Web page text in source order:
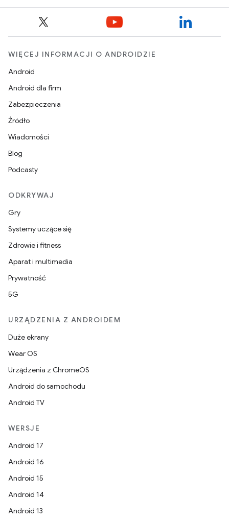
WIĘCEJ INFORMACJI O ANDROIDZIE
Android
Android dla firm
Zabezpieczenia
Źródło
Wiadomości
Blog
Podcasty
ODKRYWAJ
Gry
Systemy uczące się
Zdrowie i fitness
Aparat i multimedia
Prywatność
5G
URZĄDZENIA Z ANDROIDEM
Duże ekrany
Wear OS
Urządzenia z ChromeOS
Android do samochodu
Android TV
WERSJE
Android 17
Android 16
Android 15
Android 14
Android 13